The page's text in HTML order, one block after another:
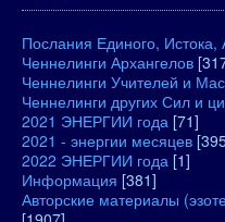
Послания Единого, Истока,
Ченнелинги Архангелов
Ченнелинги Учителей и
Ченнелинги других Сил и
2021 ЭНЕРГИИ года [71]
2021 - энергии месяцев
2022 ЭНЕРГИИ года [1]
Информация [381]
Авторские материалы